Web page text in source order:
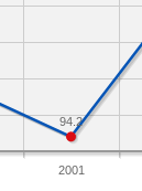
2001
94.2